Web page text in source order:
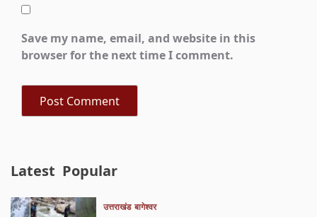
Save my name, email, and website in this
browser for the next time I comment.
Latest Popular
उत्तराखंड बागेश्वर